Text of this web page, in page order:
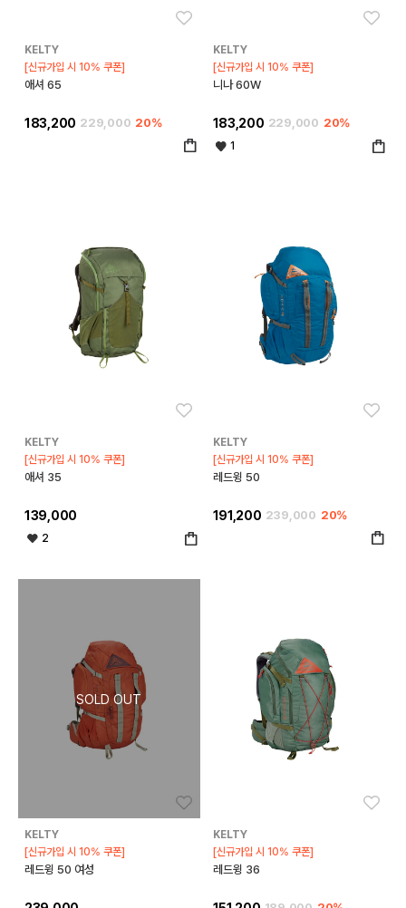
KELTY
[신규가입 시 10% 쿠폰]
애셔 65
183,200 229,000 20%
KELTY
[신규가입 시 10% 쿠폰]
니나 60W
183,200 229,000 20%
1
KELTY
[신규가입 시 10% 쿠폰]
애셔 35
139,000
2
KELTY
[신규가입 시 10% 쿠폰]
레드윙 50
191,200 239,000 20%
KELTY
[신규가입 시 10% 쿠폰]
레드윙 50 여성
KELTY
[신규가입 시 10% 쿠폰]
레드윙 36